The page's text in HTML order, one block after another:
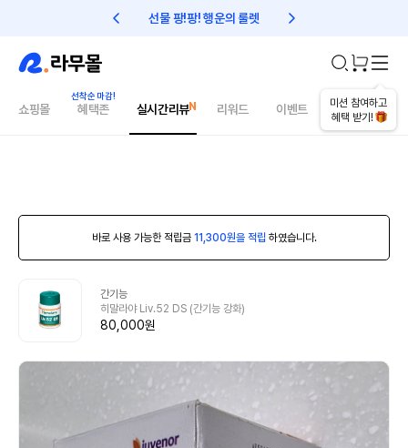
선물 팡!팡! 행운의 룰렛 친구초대 1만원 리워드!
미션 참여하고
혜택 받기!
쇼핑몰 혜택존 실시간리뷰 리워드 이벤트 건강매거진
바로 사용 가능한 적립금 11,300원을 적립 하였습니다.
간기능
히말라야 Liv.52 DS (간기능 강화)
80,000원